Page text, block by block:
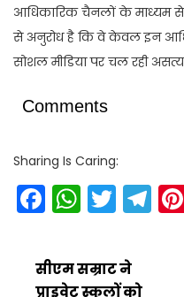
आधिकारिक चैनलों के माध्यम से
से अनुरोध है कि वे केवल इन
सोशल मीडिया पर चल रही
Comments
Sharing Is Caring:
Facebook
सीएम सम्राट ने
प्राइवेट स्कूलों को